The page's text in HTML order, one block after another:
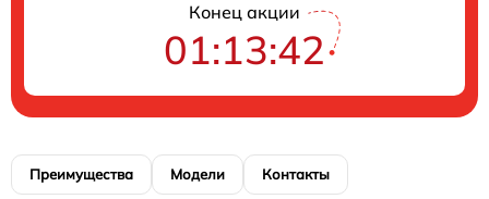
Конец акции
01:13:42
Преимущества Модели Контакты